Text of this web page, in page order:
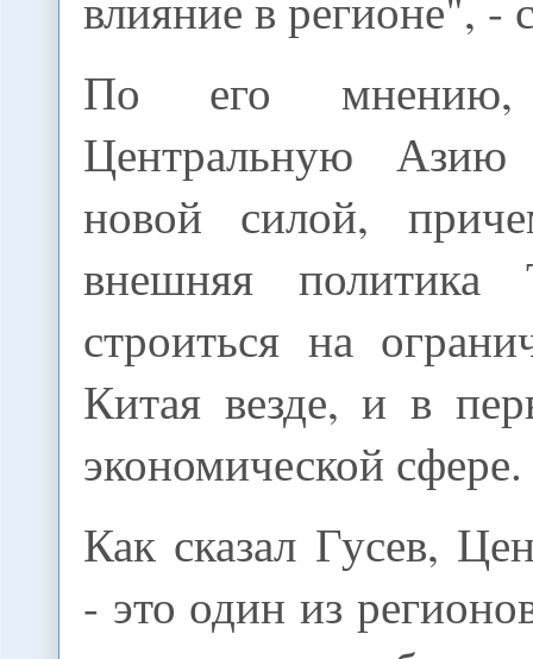
По его
Центральную Азию
новой силой,
внешняя политика
строиться на
Китая везде, и в
экономической сфере.
Как сказал Гусев,
- это один из